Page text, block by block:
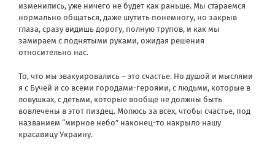
изменились, уже ничего не будет как раньше. Мы стараемся
нормально общаться, даже шутить понемногу, но закрыв
глаза, сразу видишь дорогу, полную трупов, и как мы
замираем с поднятыми руками, ожидая решения
относительно нас.
То, что мы эвакуировались – это счастье. Но душой и мыслями
я с Бучей и со всеми городами-героями, с людьми, которые в
ловушках, с детьми, которые вообще не должны быть
вовлечены в этот пиздец. Молюсь за всех, чтобы счастье, под
названием “мирное небо” наконец-то накрыло нашу
красавицу Украину.